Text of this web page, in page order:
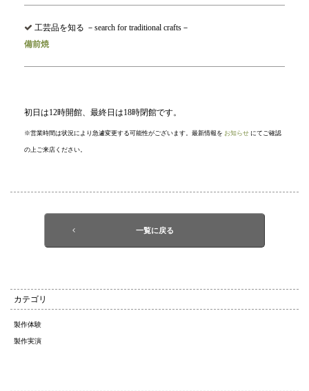
工芸品を知る －search for traditional crafts－
備前焼
初日は12時開館、最終日は18時閉館です。
※営業時間は状況により急遽変更する可能性がございます。最新情報を お知らせ にてご確認
の上ご来店ください。
一覧に戻る
カテゴリ
製作体験
製作実演